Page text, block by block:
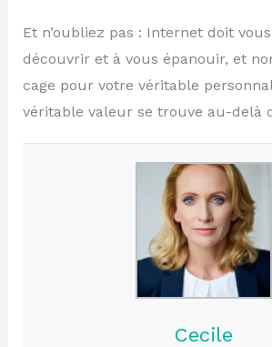
Et n’oubliez pas : Internet doit
découvrir et à vous épanouir, et
cage pour votre véritable
véritable valeur se trouve au-delà
Cecile